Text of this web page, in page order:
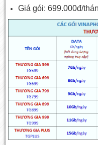
Giá gói: 699.000đ/